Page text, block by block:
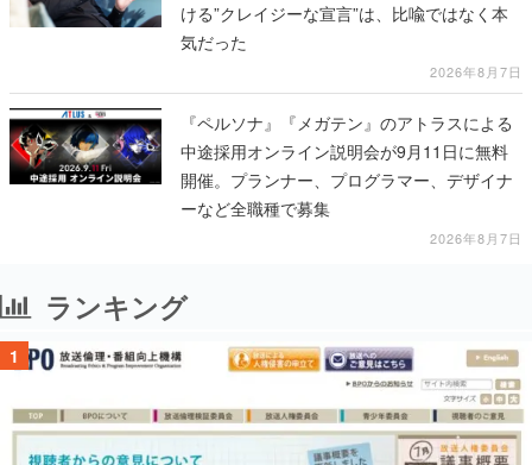
ける”クレイジーな宣言”は、比喩ではなく本
気だった
2026年8月7日
『ペルソナ』『メガテン』のアトラスによる
中途採用オンライン説明会が9月11日に無料
開催。プランナー、プログラマー、デザイナ
ーなど全職種で募集
2026年8月7日
ランキング
1